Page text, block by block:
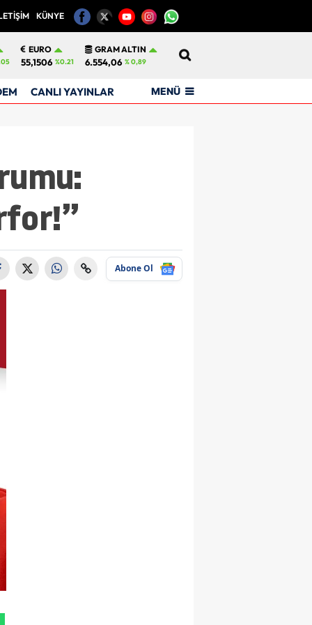
KÜNYE
EURO
55,1506 %0.21
GRAM ALTIN
6.554,06 % 0,89
CANLI YAYINLAR MENÜ
Abone Ol